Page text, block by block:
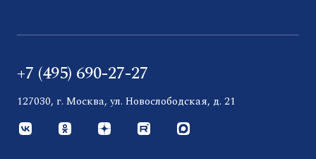
+7 (495) 690-27-27
127030, г. Москва, ул. Новослободская, д. 21